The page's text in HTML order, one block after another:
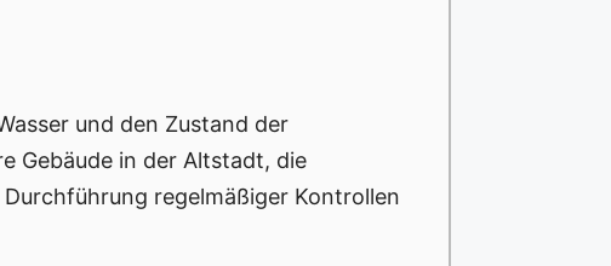
und den Zustand der
Gebäude in der Altstadt, die
regelmäßiger Kontrollen